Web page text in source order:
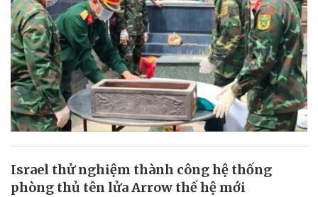
Israel thử nghiệm thành công hệ thống
phòng thủ tên lửa Arrow thế hệ mới